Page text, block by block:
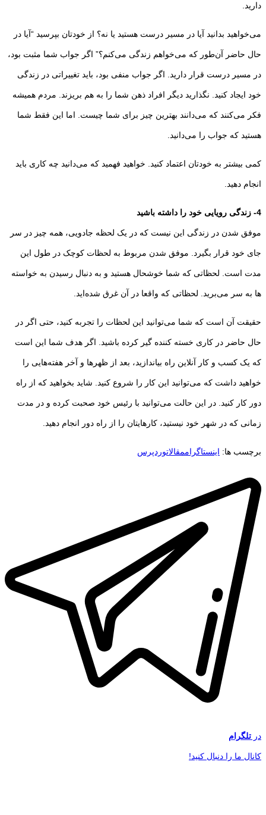
دارید.
می­‌خواهید بدانید آیا در مسیر درست هستید یا نه؟ از خودتان بپرسید “آیا در
حال حاضر آن‌طور که می‌­خواهم زندگی می­‌کنم؟” اگر جواب شما مثبت بود،
در مسیر درست قرار دارید. اگر جواب منفی بود، باید تغییراتی در زندگی
خود ایجاد کنید. نگذارید دیگر افراد ذهن شما را به هم بریزند. مردم همیشه
فکر می­‌کنند که می­‌دانند بهترین چیز برای شما چیست. اما این فقط شما
هستید که جواب را می­‌دانید.
کمی بیشتر به خودتان اعتماد کنید. خواهید فهمید که می­‌دانید چه کاری باید
انجام دهید.
4- زندگی رویایی خود را داشته باشید
موفق شدن در زندگی این نیست که در یک لحظه جادویی، همه چیز در سر
جای خود قرار بگیرد. موفق شدن مربوط به لحظات کوچک در طول این
مدت است. لحظاتی که شما خوشحال هستید و به دنبال رسیدن به خواسته‌
ها به سر می‌برید. لحظاتی که واقعا در آن غرق شده­‌اید.
حقیقت آن است که شما می‌­توانید این لحظات را تجربه کنید، حتی اگر در
حال حاضر در کاری خسته کننده گیر کرده باشید. اگر هدف شما این است
که یک کسب­ و کار آنلاین راه بیاندازید، بعد از ظهرها و آخر هفته­‌هایی را
خواهید داشت که می­‌توانید این کار را شروع کنید. شاید بخواهید که از راه
دور کار کنید. در این حالت می‌­توانید با رئیس خود صحبت کرده و در مدت
زمانی که در شهر خود نیستید، کارهایتان را از راه دور انجام دهید.
برچسب ها: اینستاگراممقالاتوردپرس
در تلگرام
کانال ما را دنبال کنید!